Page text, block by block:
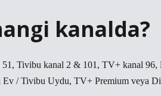
kanalda?
Tivibu kanal 2 & 101, TV+ kanal 96,
Ev / Tivibu Uydu, TV+ Premium veya